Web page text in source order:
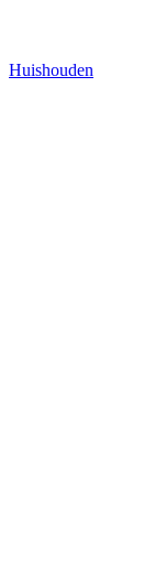
Huishouden